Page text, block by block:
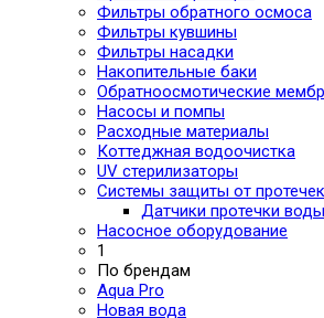
Фильтры обратного осмоса
Фильтры кувшины
Фильтры насадки
Накопительные баки
Обратноосмотические
Насосы и помпы
Расходные материалы
Коттеджная водоочистка
UV стерилизаторы
Системы защиты от протечек
Датчики протечки воды
Насосное оборудование
1
По брендам
Aqua Pro
Новая вода